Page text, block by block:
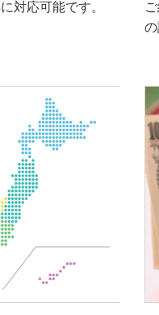
対応可能です。